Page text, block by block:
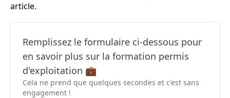
article.
Remplissez le formulaire ci-dessous pour
en savoir plus sur la formation permis
d'exploitation 💼
Cela ne prend que quelques secondes et c'est sans
engagement !